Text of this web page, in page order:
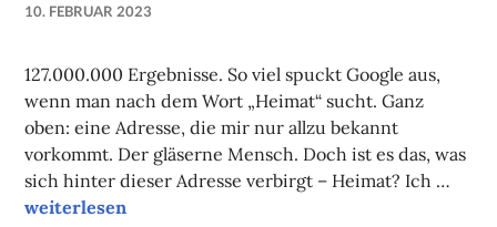
10. FEBRUAR 2023
127.000.000 Ergebnisse. So viel spuckt Google aus,
wenn man nach dem Wort „Heimat“ sucht. Ganz
oben: eine Adresse, die mir nur allzu bekannt
vorkommt. Der gläserne Mensch. Doch ist es das, was
sich hinter dieser Adresse verbirgt – Heimat? Ich …
Wenn der Postbote grüßt
weiterlesen